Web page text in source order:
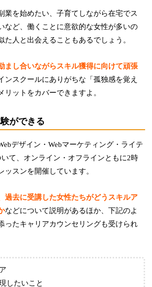
業を始めたい、子育てしながら在宅でス
など、働くことに意欲的な女性が多いの
た人と出会えることもあるでしょう。
まし合いながらスキル獲得に向けて頑張
ンスクールにありがちな「孤独感を覚え
リットをカバーできますよ。
ができる
デザイン・Webマーケティング・ライテ
て、オンライン・オフラインともに2時
ッスンを開催しています。
過去に受講した女性たちがどうスキルア
などについて説明があるほか、下記のよ
ったキャリアカウンセリングも受けられ
したいこと